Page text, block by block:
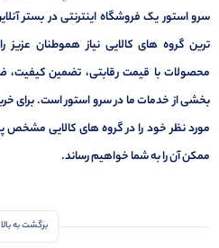
سرو استور یک فروشگاه اینترنتی در بستر
ترین گروه های کالایی نیاز هموطنان
محصولات با قیمت رقابتی، تضمین کیفیت،
بخشی از خدمات ما در سرو استور است. برای
مورد نظر خود را در گروه های کالایی مشخص
ممکن آن را به شما خواهیم رساند.
برگشت به بالا